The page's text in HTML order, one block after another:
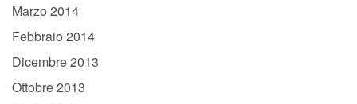
Marzo 2014
Febbraio 2014
Dicembre 2013
Ottobre 2013